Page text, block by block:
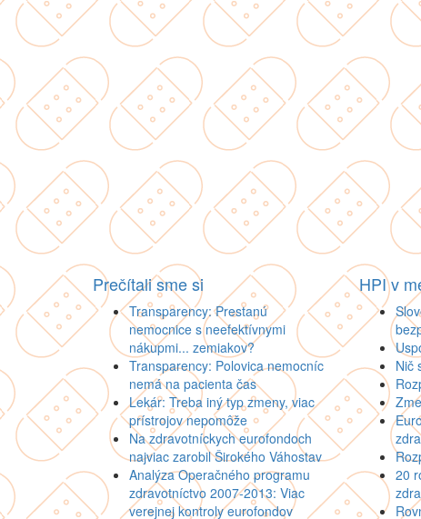
Prečítali sme si
Transparency: Prestanú
nemocnice s neefektívnymi
nákupmi... zemiakov?
Transparency: Polovica nemocníc
nemá na pacienta čas
Lekár: Treba iný typ zmeny, viac
prístrojov nepomôže
Na zdravotníckych eurofondoch
najviac zarobil Širokého Váhostav
Analýza Operačného programu
zdravotníctvo 2007-2013: Viac
verejnej kontroly eurofondov
HPI v
Nič
20